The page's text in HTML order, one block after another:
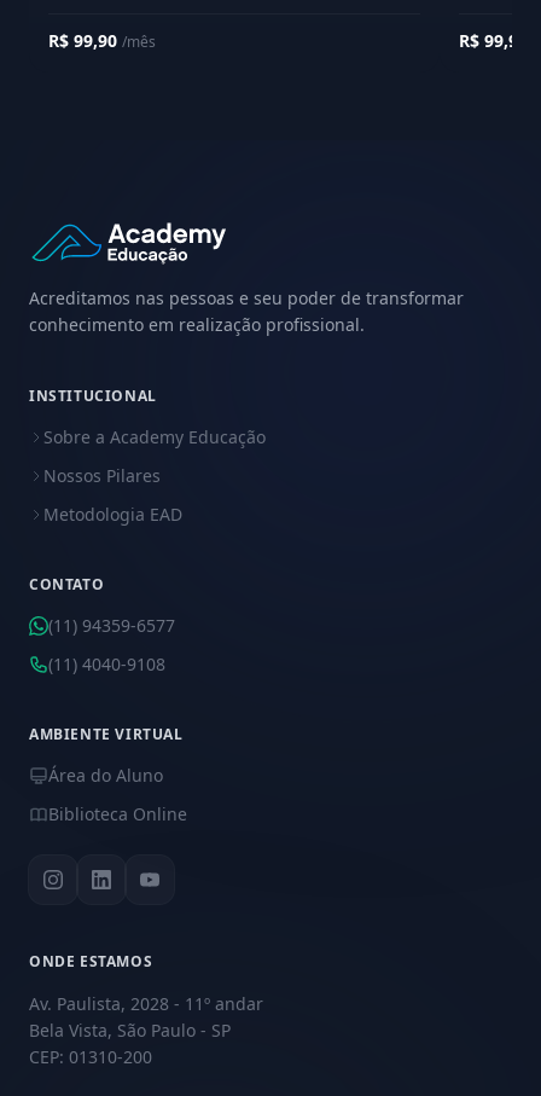
R$ 99,90 /mês R$ 99,90
Acreditamos nas pessoas e seu poder de transformar
conhecimento em realização profissional.
INSTITUCIONAL
Sobre a Academy Educação
Nossos Pilares
Metodologia EAD
CONTATO
(11) 94359-6577
(11) 4040-9108
AMBIENTE VIRTUAL
Área do Aluno
Biblioteca Online
ONDE ESTAMOS
Av. Paulista, 2028 - 11º andar
Bela Vista, São Paulo - SP
CEP: 01310-200